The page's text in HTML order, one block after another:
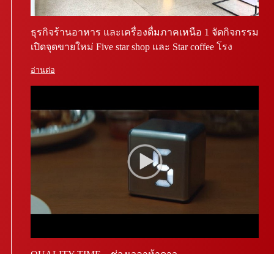
ธุรกิจร้านอาหาร และเครื่องดื่มภาคเหนือ 1 จัดกิจกรรม
เปิดจุดขายใหม่ Five star shop และ Star coffee โรง
อ่านต่อ